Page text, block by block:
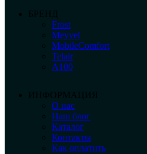
БРЕНД
Frost
Meyvel
MobileComfort
Telair
А100
ИНФОРМАЦИЯ
О нас
Наш блог
Каталог
Контакты
Как оплатить